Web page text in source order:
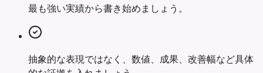
最も強い実績から書き始めましょう。
抽象的な表現ではなく、数値、成果、改善幅など具体